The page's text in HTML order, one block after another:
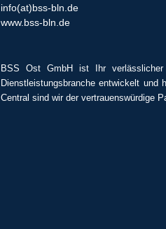
info(at)bss-bln.de
www.bss-bln.de
BSS Ost GmbH ist Ihr verlässlicher
Dienstleistungsbranche entwickelt
Central sind wir der vertrauenswürdige